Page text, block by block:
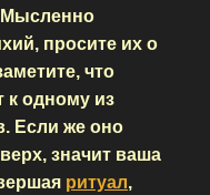
Мысленно
просите их о
что
к одному из
Если же оно
значит ваша
ритуал,